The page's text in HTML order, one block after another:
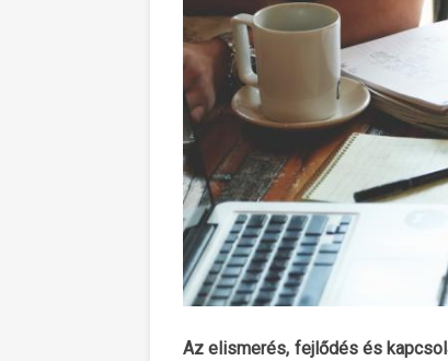
Az elismerés, fejlődés és